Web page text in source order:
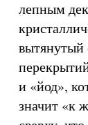
лепным
и «йод»,
значит «к